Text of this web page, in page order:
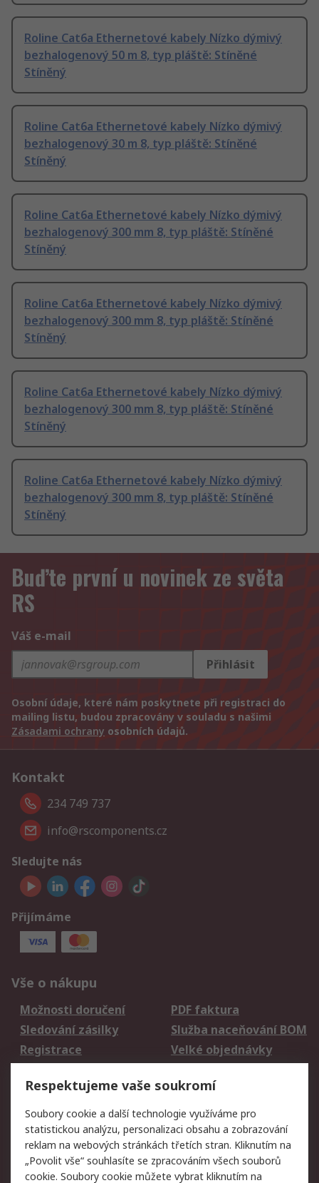
Roline Cat6a Ethernetové kabely Nízko dýmivý
bezhalogenový 50 m 8, typ pláště: Stíněné
Stíněný
Roline Cat6a Ethernetové kabely Nízko dýmivý
bezhalogenový 30 m 8, typ pláště: Stíněné
Stíněný
Roline Cat6a Ethernetové kabely Nízko dýmivý
bezhalogenový 300 mm 8, typ pláště: Stíněné
Stíněný
Roline Cat6a Ethernetové kabely Nízko dýmivý
bezhalogenový 300 mm 8, typ pláště: Stíněné
Stíněný
Roline Cat6a Ethernetové kabely Nízko dýmivý
bezhalogenový 300 mm 8, typ pláště: Stíněné
Stíněný
Roline Cat6a Ethernetové kabely Nízko dýmivý
bezhalogenový 300 mm 8, typ pláště: Stíněné
Stíněný
Buďte první u novinek ze světa
RS
Váš e-mail
Přihlásit
Osobní údaje, které nám poskytnete při registraci do
mailing listu, budou zpracovány v souladu s našimi
Zásadami ochrany osobních údajů.
Kontakt
234 749 737
info@rscomponents.cz
Sledujte nás
Přijímáme
Vše o nákupu
Možnosti doručení
PDF faktura
Sledování zásilky
Služba naceňování BOM
Registrace
Velké objednávky
Právní
Autorská práva
Obchodní podmínky
společnosti RS
Prohlášení o ochraně
Zabezpečení
Respektujeme vaše soukromí
Soubory cookie a další technologie využíváme pro
statistickou analýzu, personalizaci obsahu a zobrazování
reklam na webových stránkách třetích stran. Kliknutím na
„Povolit vše“ souhlasíte se zpracováním všech souborů
cookie. Soubory cookie můžete vybrat kliknutím na